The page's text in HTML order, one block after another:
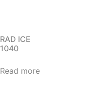
RAD ICE
1040
Read more